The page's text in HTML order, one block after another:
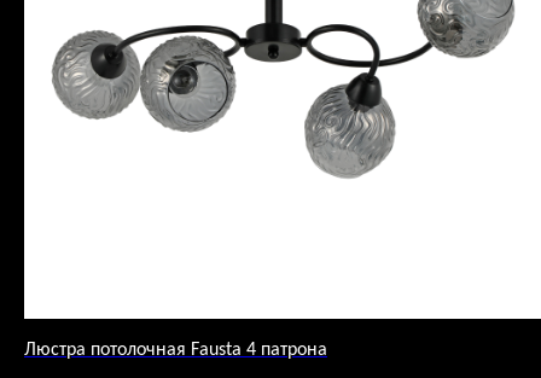
Люстра потолочная Fausta 4 патрона